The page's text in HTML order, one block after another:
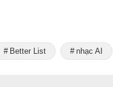
Better List nhạc AI